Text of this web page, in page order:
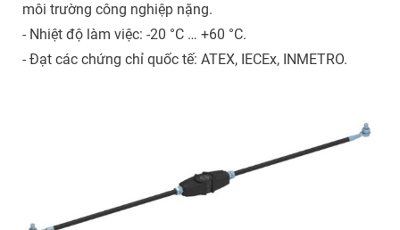
môi trường công nghiệp nặng.
- Nhiệt độ làm việc: -20 °C … +60 °C.
- Đạt các chứng chỉ quốc tế: ATEX, IECEx, INMETRO.